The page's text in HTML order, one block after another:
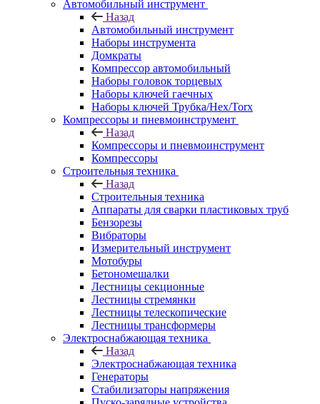
Автомобильный инструмент
Назад
Автомобильный инструмент
Наборы инструмента
Домкраты
Компрессор автомобильный
Наборы головок торцевых
Наборы ключей гаечных
Наборы ключей Трубка/Hex/Torx
Компрессоры и пневмоинструмент
Назад
Компрессоры и пневмоинструмент
Компрессоры
Строительныя техника
Назад
Строительныя техника
Аппараты для сварки пластиковых труб
Бензорезы
Вибраторы
Измерительный инструмент
Мотобуры
Бетономешалки
Лестницы секционные
Лестницы стремянки
Лестницы телескопические
Лестницы трансформеры
Электроснабжающая техника
Назад
Электроснабжающая техника
Генераторы
Стабилизаторы напряжения